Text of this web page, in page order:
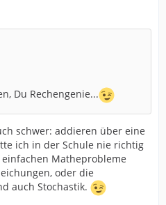
Du Rechengenie...
schwer: addieren über eine
ich in der Schule nie richtig
Matheprobleme
oder die
auch Stochastik.